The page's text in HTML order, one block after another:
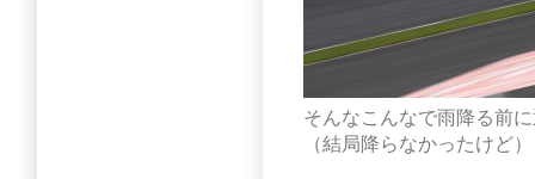
そんなこんなで雨降る前
（結局降らなかったけど）